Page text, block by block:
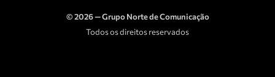
© 2026 — Grupo Norte de Comunicação
Todos os direitos reservados